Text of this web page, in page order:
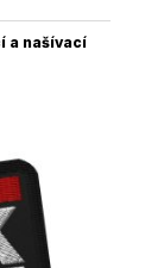
a našívací